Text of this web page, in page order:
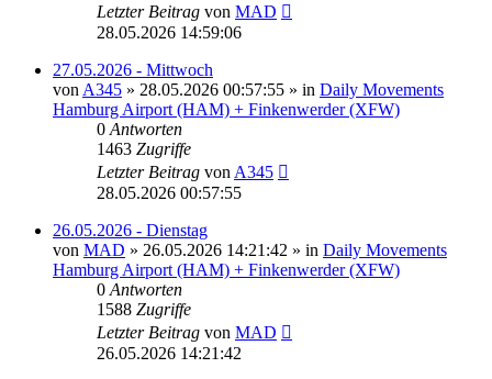
Letzter Beitrag von MAD
28.05.2026 14:59:06
27.05.2026 - Mittwoch
von A345 » 28.05.2026 00:57:55 » in Daily Movements
Hamburg Airport (HAM) + Finkenwerder (XFW)
0 Antworten
1463 Zugriffe
Letzter Beitrag von A345
28.05.2026 00:57:55
26.05.2026 - Dienstag
von MAD » 26.05.2026 14:21:42 » in Daily Movements
Hamburg Airport (HAM) + Finkenwerder (XFW)
0 Antworten
1588 Zugriffe
Letzter Beitrag von MAD
26.05.2026 14:21:42